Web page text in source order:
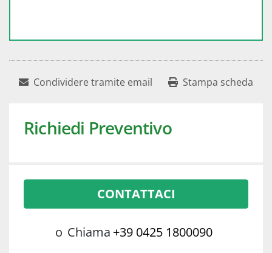
Condividere tramite email Stampa scheda
Richiedi Preventivo
CONTATTACI
o Chiama +39 0425 1800090